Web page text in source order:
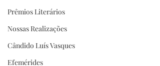
Prêmios Literários
Nossas Realizações
Cândido Luís Vasques
Efemérides